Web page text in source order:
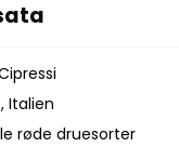
Italien
røde druesorter